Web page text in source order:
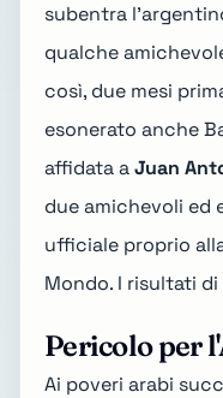
subentra
qualche
così, due mesi
esonerato anche
affidata aJuan
due amichevoli ed
ufficiale proprio
Mondo. I risultati
Pericolo per
Ai poveri arabi